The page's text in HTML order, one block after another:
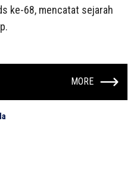
ke-68, mencatat sejarah
MORE